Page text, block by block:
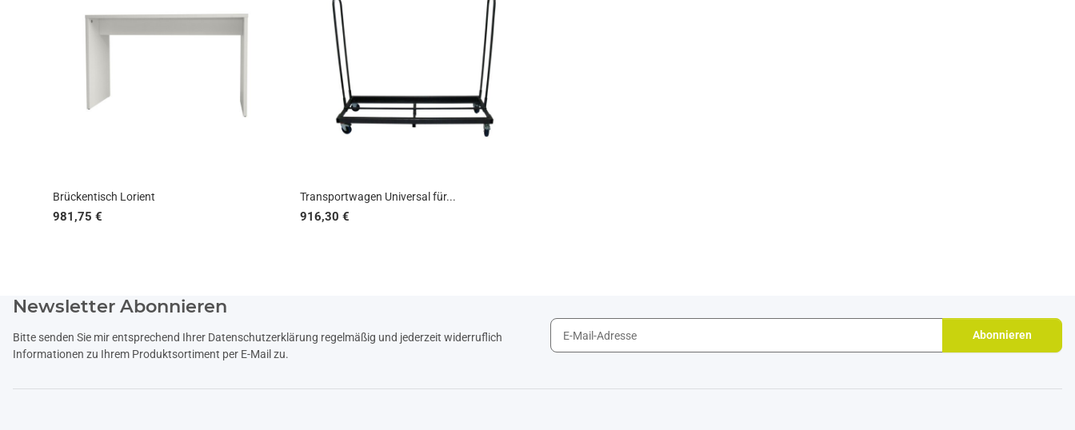
Brückentisch Lorient
981,75 €
Transportwagen Universal für...
916,30 €
Newsletter Abonnieren
Bitte senden Sie mir entsprechend Ihrer Datenschutzerklärung regelmäßig und jederzeit widerruflich
Informationen zu Ihrem Produktsortiment per E-Mail zu.
Abonnieren